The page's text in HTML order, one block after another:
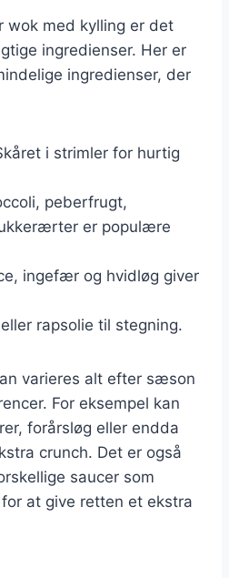
wok med kylling er det
ingredienser. Her er
ingredienser, der
i strimler for hurtig
peberfrugt,
er populære
ingefær og hvidløg giver
rapsolie til stegning.
varieres alt efter sæson
For eksempel kan
forårsløg eller endda
crunch. Det er også
saucer som
at give retten et ekstra